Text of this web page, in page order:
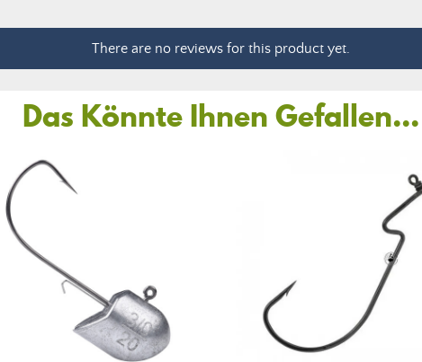
There are no reviews for this product yet.
Das Könnte Ihnen Gefallen...